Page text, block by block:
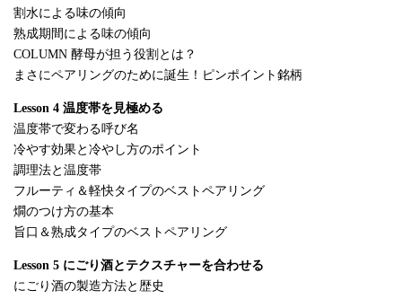
割水による味の傾向
熟成期間による味の傾向
COLUMN 酵母が担う役割とは？
まさにペアリングのために誕生！ピンポイント銘柄
Lesson 4 温度帯を見極める
温度帯で変わる呼び名
冷やす効果と冷やし方のポイント
調理法と温度帯
フルーティ＆軽快タイプのベストペアリング
燗のつけ方の基本
旨口＆熟成タイプのベストペアリング
Lesson 5 にごり酒とテクスチャーを合わせる
にごり酒の製造方法と歴史